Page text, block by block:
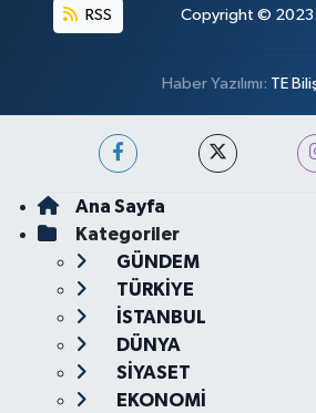
RSS Copyright © 2023.
Haber Yazılımı: TE
Ana Sayfa
Kategoriler
GÜNDEM
TÜRKİYE
İSTANBUL
DÜNYA
SİYASET
EKONOMİ